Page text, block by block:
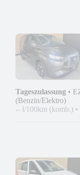
Tageszulassung •
(Benzin/Elektro)
-- l/100km (komb.) •